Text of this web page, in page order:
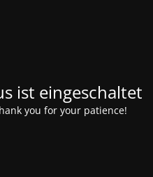
ist eingeschaltet
you for your patience!